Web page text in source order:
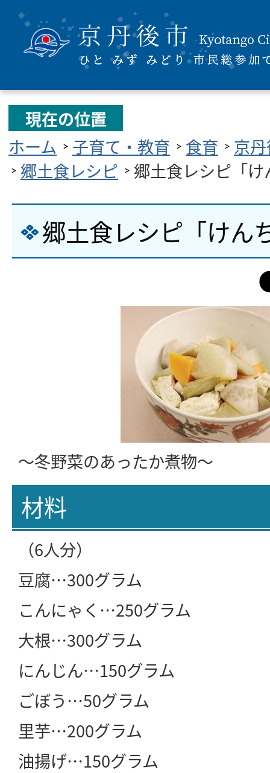
現在の位置
ホーム
子育て・教育 食育
京
郷土食レシピ
郷土食レシピ「
郷土食レシピ「けん
～冬野菜のあったか煮物～
材料
（6人分）
豆腐…300グラム
こんにゃく…250グラム
大根…300グラム
にんじん…150グラム
ごぼう…50グラム
里芋…200グラム
油揚げ…150グラム